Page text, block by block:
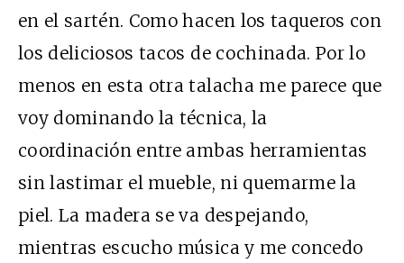
en el sartén. Como hacen los taqueros con
los deliciosos tacos de cochinada. Por lo
menos en esta otra talacha me parece que
voy dominando la técnica, la
coordinación entre ambas herramientas
sin lastimar el mueble, ni quemarme la
piel. La madera se va despejando,
mientras escucho música y me concedo